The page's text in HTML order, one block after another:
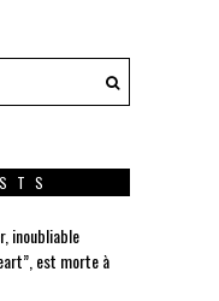
inoubliable
est morte à